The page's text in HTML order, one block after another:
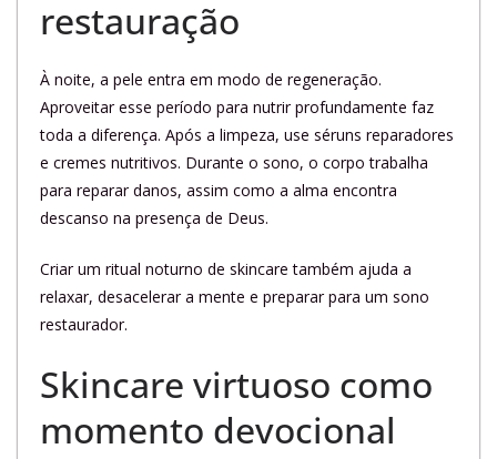
restauração
À noite, a pele entra em modo de regeneração.
Aproveitar esse período para nutrir profundamente faz
toda a diferença. Após a limpeza, use séruns reparadores
e cremes nutritivos. Durante o sono, o corpo trabalha
para reparar danos, assim como a alma encontra
descanso na presença de Deus.
Criar um ritual noturno de skincare também ajuda a
relaxar, desacelerar a mente e preparar para um sono
restaurador.
Skincare virtuoso como
momento devocional